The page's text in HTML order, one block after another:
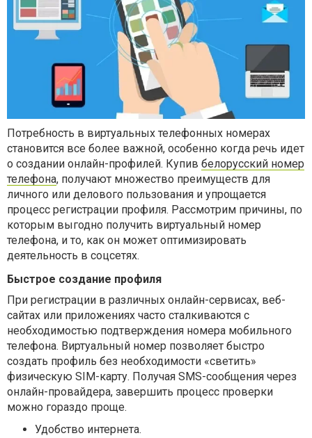
Потребность в виртуальных телефонных номерах
становится все более важной, особенно когда речь идет
о создании онлайн-профилей. Купив белорусский номер
телефона, получают множество преимуществ для
личного или делового пользования и упрощается
процесс регистрации профиля. Рассмотрим причины, по
которым выгодно получить виртуальный номер
телефона, и то, как он может оптимизировать
деятельность в соцсетях.
Быстрое создание профиля
При регистрации в различных онлайн-сервисах, веб-
сайтах или приложениях часто сталкиваются с
необходимостью подтверждения номера мобильного
телефона. Виртуальный номер позволяет быстро
создать профиль без необходимости «светить»
физическую SIM-карту. Получая SMS-сообщения через
онлайн-провайдера, завершить процесс проверки
можно гораздо проще.
Удобство интернета.